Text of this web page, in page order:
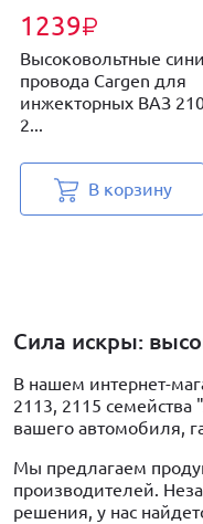
1239₽
Высоковольтные
провода Cargen для
инжекторных ВАЗ
2...
В корзину
Сила искры:
В нашем интернет-
2113, 2115
вашего автомобиля,
Мы предлагаем
производителей.
решения, у нас